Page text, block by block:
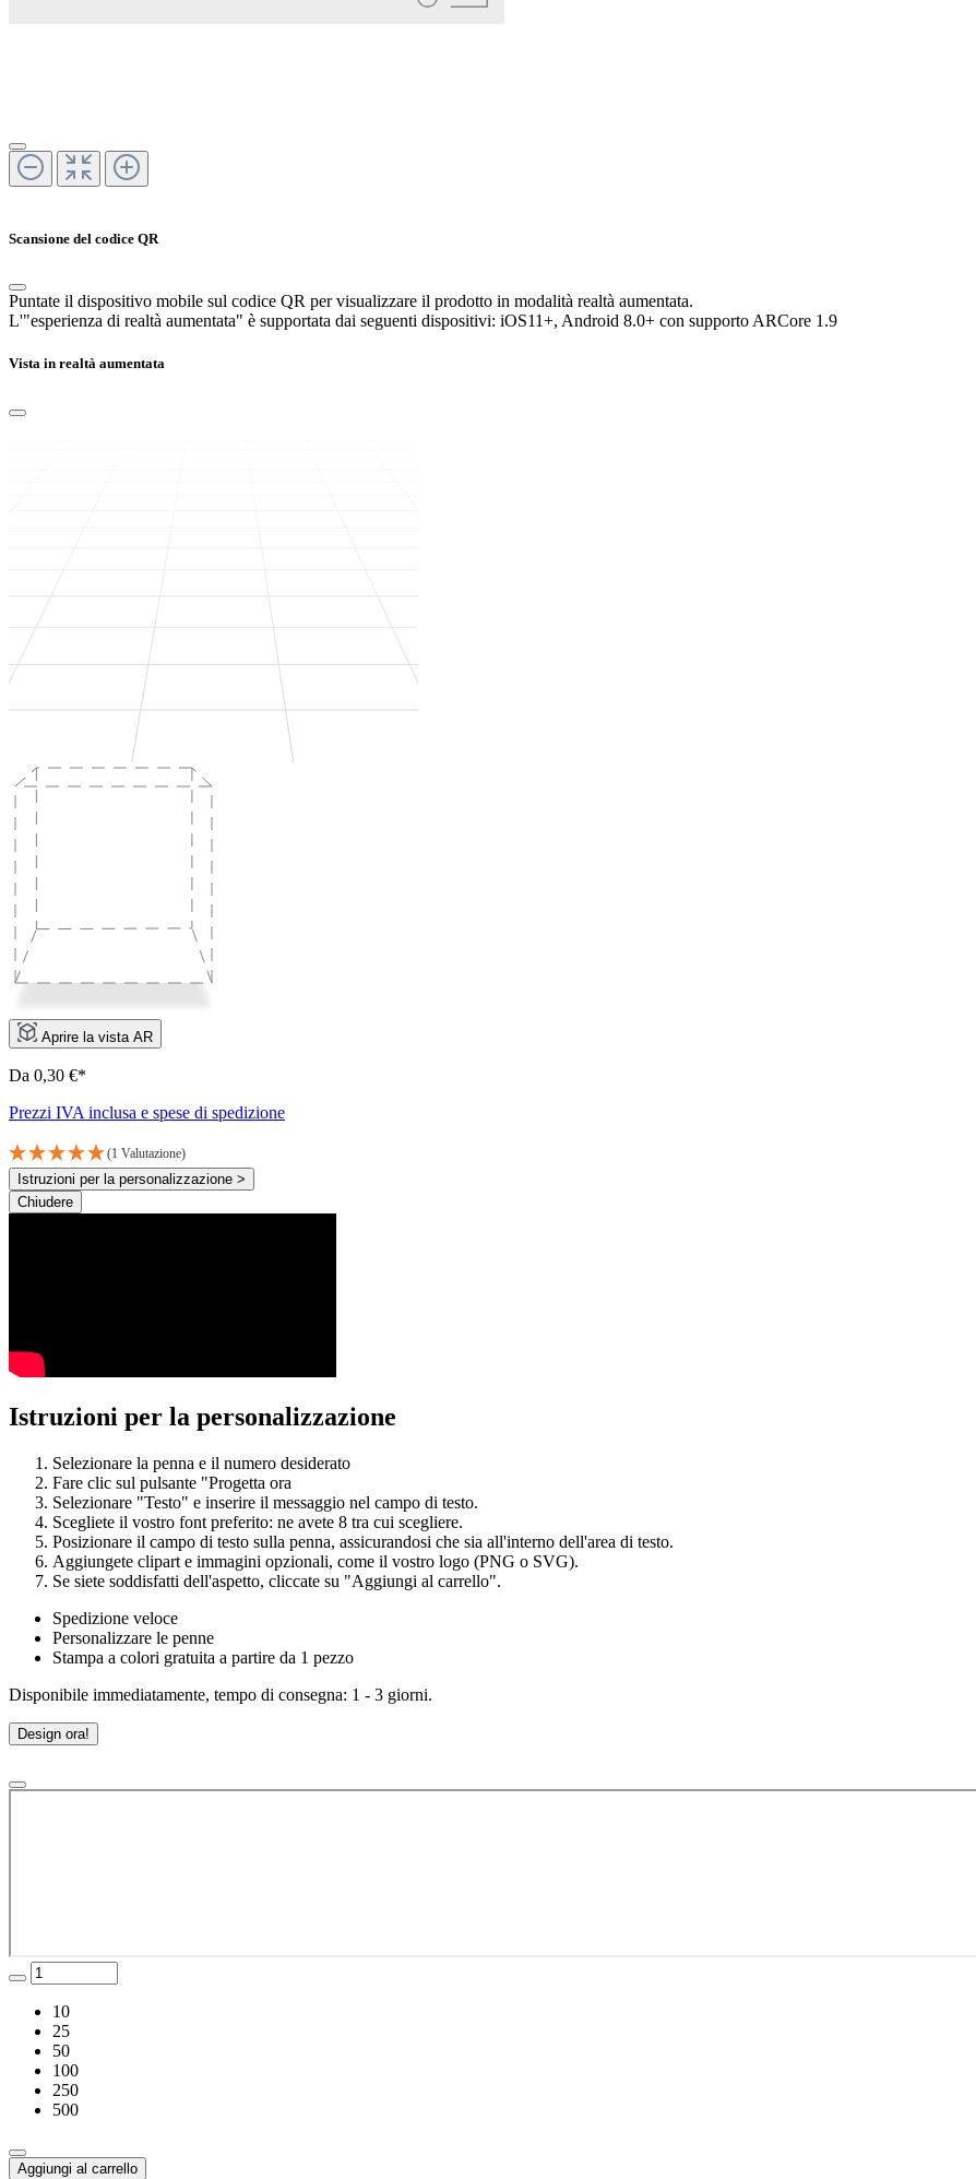
Scansione del codice QR
Puntate il dispositivo mobile sul codice QR per visualizzare il prodotto in modalità realtà aumentata.
L'"esperienza di realtà aumentata" è supportata dai seguenti dispositivi: iOS11+, Android 8.0+ con supporto ARCore 1.9
Vista in realtà aumentata
Aprire la vista AR
Da 0,30 €*
Prezzi IVA inclusa e spese di spedizione
(1 Valutazione)
Istruzioni per la personalizzazione >
Chiudere
Istruzioni per la personalizzazione
Selezionare la penna e il numero desiderato
Fare clic sul pulsante "Progetta ora
Selezionare "Testo" e inserire il messaggio nel campo di testo.
Scegliete il vostro font preferito: ne avete 8 tra cui scegliere.
Posizionare il campo di testo sulla penna, assicurandosi che sia all'interno dell'area di testo.
Aggiungete clipart e immagini opzionali, come il vostro logo (PNG o SVG).
Se siete soddisfatti dell'aspetto, cliccate su "Aggiungi al carrello".
Spedizione veloce
Personalizzare le penne
Stampa a colori gratuita a partire da 1 pezzo
Disponibile immediatamente, tempo di consegna: 1 - 3 giorni.
Design ora!
10
25
50
100
250
500
Aggiungi al carrello